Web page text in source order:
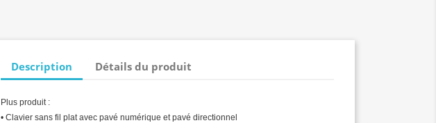
Description Détails du produit
Plus produit :
• Clavier sans fil plat avec pavé numérique et pavé directionnel